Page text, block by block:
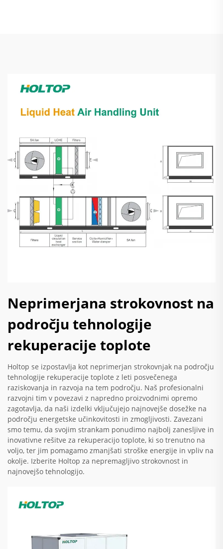
Neprimerjana strokovnost na
področju tehnologije
rekuperacije toplote
Holtop se izpostavlja kot neprimerjan strokovnjak na področju
tehnologije rekuperacije toplote z leti posvečenega
raziskovanja in razvoja na tem področju. Naš profesionalni
razvojni tim v povezavi z napredno proizvodnimi opremo
zagotavlja, da naši izdelki vključujejo najnovejše dosežke na
področju energetske učinkovitosti in zmogljivosti. Zavezani
smo temu, da svojim strankam ponudimo najbolj zanesljive in
inovativne rešitve za rekuperacijo toplote, ki so trenutno na
voljo, ter jim pomagamo zmanjšati stroške energije in vpliv na
okolje. Izberite Holtop za nepremagljivo strokovnost in
najnovejšo tehnologijo.